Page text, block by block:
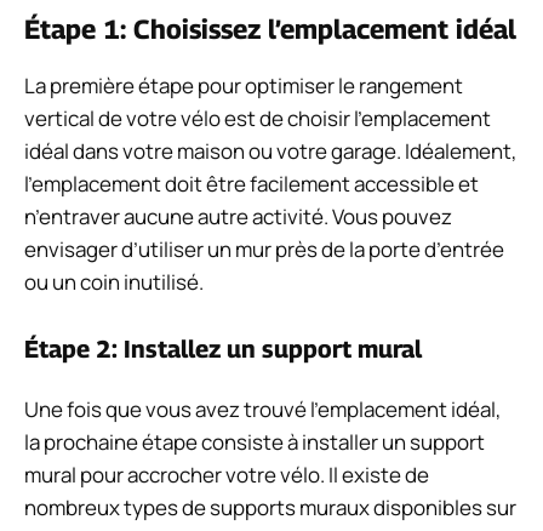
Étape 1: Choisissez l’emplacement idéal
La première étape pour optimiser le rangement
vertical de votre vélo est de choisir l’emplacement
idéal dans votre maison ou votre garage. Idéalement,
l’emplacement doit être facilement accessible et
n’entraver aucune autre activité. Vous pouvez
envisager d’utiliser un mur près de la porte d’entrée
ou un coin inutilisé.
Étape 2: Installez un support mural
Une fois que vous avez trouvé l’emplacement idéal,
la prochaine étape consiste à installer un support
mural pour accrocher votre vélo. Il existe de
nombreux types de supports muraux disponibles sur